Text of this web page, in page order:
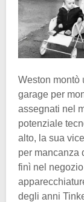
Weston montò
garage per
assegnati nel
potenziale
alto, la sua
per mancanza
finì nel
degli anni